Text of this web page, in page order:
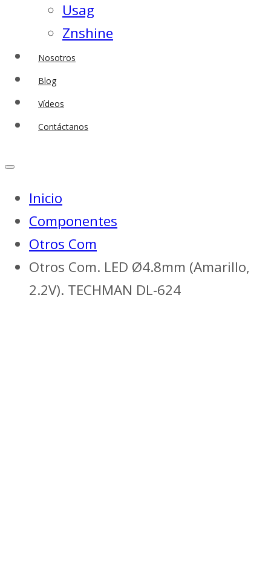
Usag
Znshine
Nosotros
Blog
Vídeos
Contáctanos
Inicio
Componentes
Otros Com
Otros Com. LED Ø4.8mm (Amarillo,
2.2V). TECHMAN DL-624